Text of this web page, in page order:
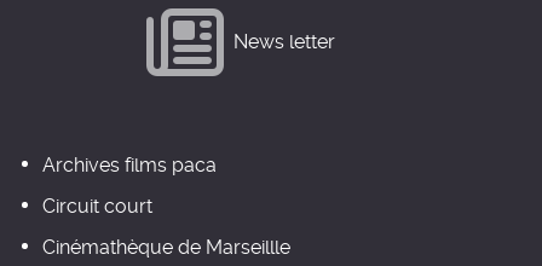
News letter
Archives films paca
Circuit court
Cinémathèque de Marseillle